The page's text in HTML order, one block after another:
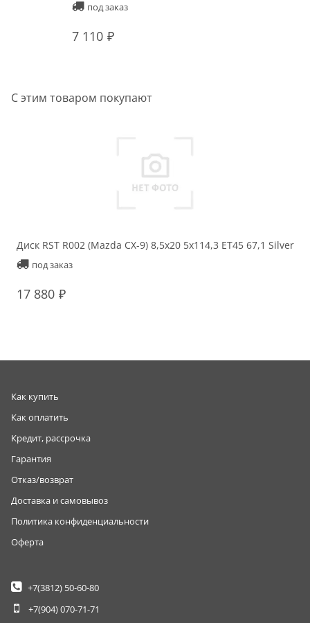
под заказ
7 110
С этим товаром покупают
Диск RST R002 (Mazda CX-9) 8,5x20 5x114,3 ET45 67,1 Silver
под заказ
17 880
Как купить
Как оплатить
Кредит, рассрочка
Гарантия
Отказ/возврат
Доставка и самовывоз
Политика конфиденциальности
Оферта
+7(3812) 50-60-80
+7(904)070-71-71